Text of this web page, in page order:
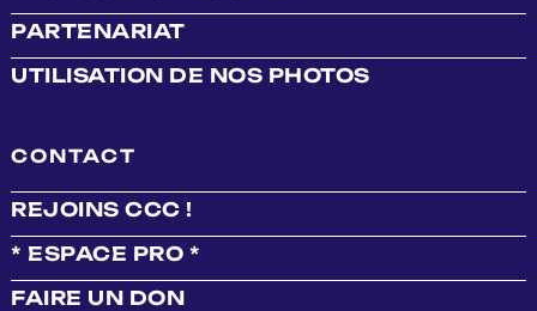
PARTENARIAT
UTILISATION DE NOS PHOTOS
CONTACT
REJOINS CCC !
* ESPACE PRO *
FAIRE UN DON